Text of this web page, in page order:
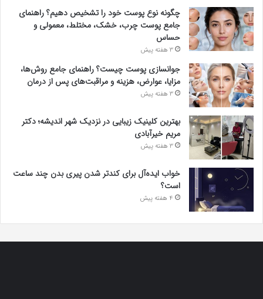
چگونه نوع پوست خود را تشخیص دهیم؟ راهنمای
جامع پوست چرب، خشک، مختلط، معمولی و
حساس
3 هفته پیش
جوانسازی پوست چیست؟ راهنمای جامع روش‌ها،
مزایا، عوارض، هزینه و مراقبت‌های پس از درمان
3 هفته پیش
بهترین کلینیک زیبایی در نزدیک شهر اندیشه؛ دکتر
مریم خیرآبادی
3 هفته پیش
خواب ایده‌آل برای کندتر شدن پیری بدن چند ساعت
است؟
4 هفته پیش